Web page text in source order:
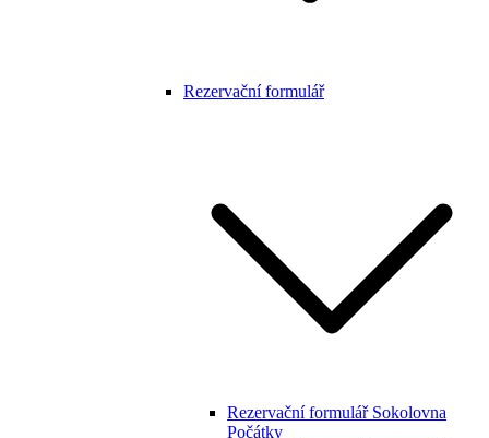
Rezervační formulář
Rezervační formulář Sokolovna
Počátky